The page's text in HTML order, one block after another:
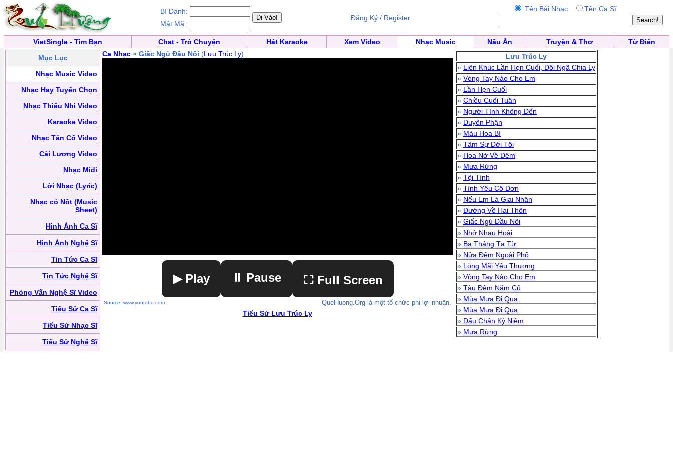
Bí Danh:
Mật Mã:
Đăng Ký / Register
Tên Bài Nhạc Tên Ca Sĩ
VietSingle - Tìm Bạn Chat - Trò Chuyện Hát Karaoke Xem Video Nhạc Music Nấu Ăn Truyện & Thơ
Từ Điển
Mục Lục
Nhạc Music Video
Nhạc Hay Tuyển Chọn
Nhạc Thiếu Nhi Video
Karaoke Video
Nhạc Tân Cổ Video
Cải Lương Video
Nhạc Midi
Lời Nhạc (Lyric)
Nhạc có Nốt (Music
Sheet)
Hình Ảnh Ca Sĩ
Hình Ảnh Nghệ Sĩ
Tin Tức Ca Sĩ
Tin Tức Nghệ Sĩ
Phỏng Vấn Nghệ Sĩ Video
Tiểu Sử Ca Sĩ
Tiểu Sử Nhạc Sĩ
Tiểu Sử Nghệ Sĩ
Ca Nhạc » Giấc Ngủ Đầu Nôi (Lưu Trúc Ly)
▶ Play ⏸ Pause ⛶ Full Screen
Source: www.youtube.com QueHuong.Org là một tổ chức phi lợi nhuận.
Tiểu Sử Lưu Trúc Ly
Lưu Trúc Ly
» Liên Khúc Lần Hẹn Cuối, Đôi Ngã Chia Ly
» Vòng Tay Nào Cho Em
» Lần Hẹn Cuối
» Chiều Cuối Tuần
» Người Tình Không Đến
» Duyên Phận
» Màu Hoa Bí
» Tâm Sự Đời Tôi
» Hoa Nở Về Đêm
» Mưa Rừng
» Tội Tình
» Tình Yêu Cô Đơn
» Nếu Em Là Giai Nhân
» Đường Về Hai Thôn
» Giấc Ngủ Đầu Nôi
» Nhớ Nhau Hoài
» Ba Tháng Tạ Từ
» Nửa Đêm Ngoài Phố
» Lòng Mãi Yêu Thương
» Vòng Tay Nào Cho Em
» Tàu Đêm Năm Cũ
» Mùa Mưa Đi Qua
» Mùa Mưa Đi Qua
» Dấu Chân Kỷ Niệm
» Mưa Rừng